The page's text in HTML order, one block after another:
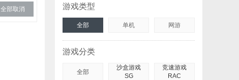
全部取消 游戏类型
全部 单机 网游
游戏分类
全部
沙盒游戏
SG
竞速游戏
RAC